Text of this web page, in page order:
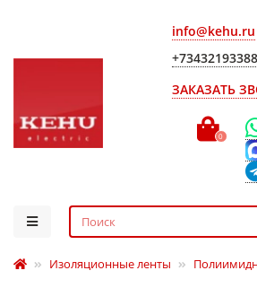
info@kehu.ru
+73432193388
ЗАКАЗАТЬ
0
Изоляционные ленты